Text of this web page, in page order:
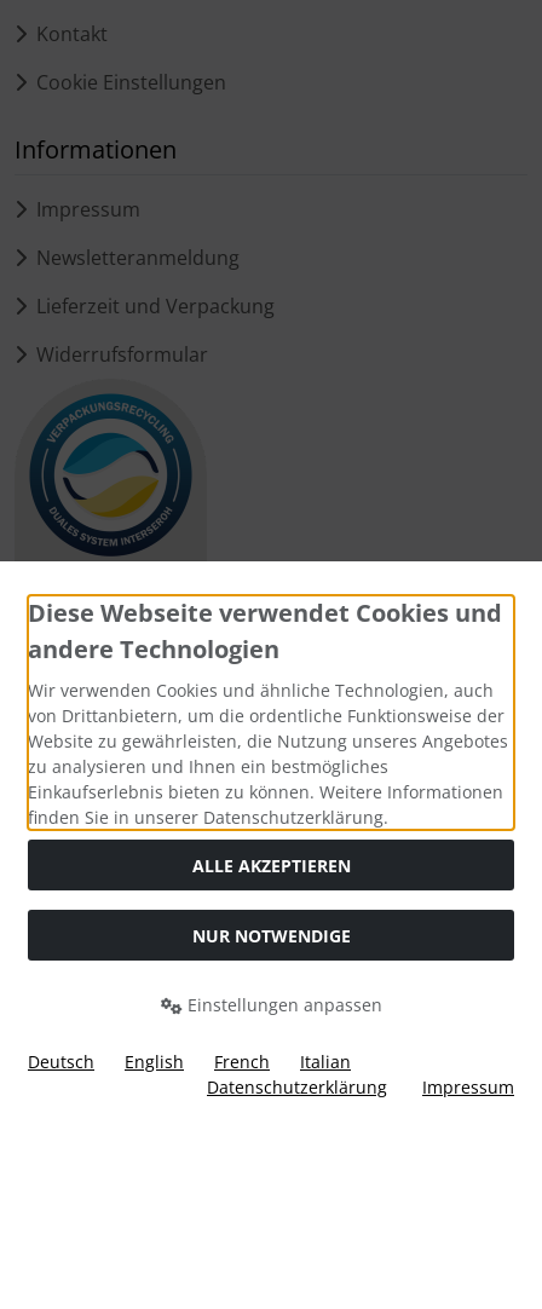
Kontakt
Cookie Einstellungen
Informationen
Impressum
Newsletteranmeldung
Lieferzeit und Verpackung
Widerrufsformular
Zahlungsmethoden
Social Media
Widerrufsformular
Diese Webseite verwendet Cookies und
andere Technologien
Wir verwenden Cookies und ähnliche Technologien, auch
von Drittanbietern, um die ordentliche Funktionsweise der
Website zu gewährleisten, die Nutzung unseres Angebotes
zu analysieren und Ihnen ein bestmögliches
Einkaufserlebnis bieten zu können. Weitere Informationen
finden Sie in unserer Datenschutzerklärung.
ALLE AKZEPTIEREN
NUR NOTWENDIGE
Einstellungen anpassen
Deutsch English French
Italian
Datenschutzerklärung
Impressum